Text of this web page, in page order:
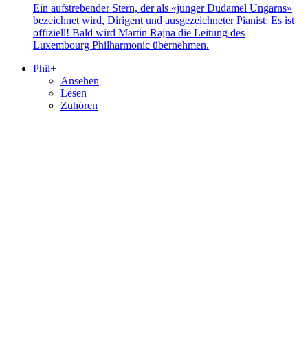
Ein aufstrebender Stern, der als «junger Dudamel Ungarns»
bezeichnet wird, Dirigent und ausgezeichneter Pianist: Es ist
offiziell! Bald wird Martin Rajna die Leitung des
Luxembourg Philharmonic übernehmen.
Phil+
Ansehen
Lesen
Zuhören